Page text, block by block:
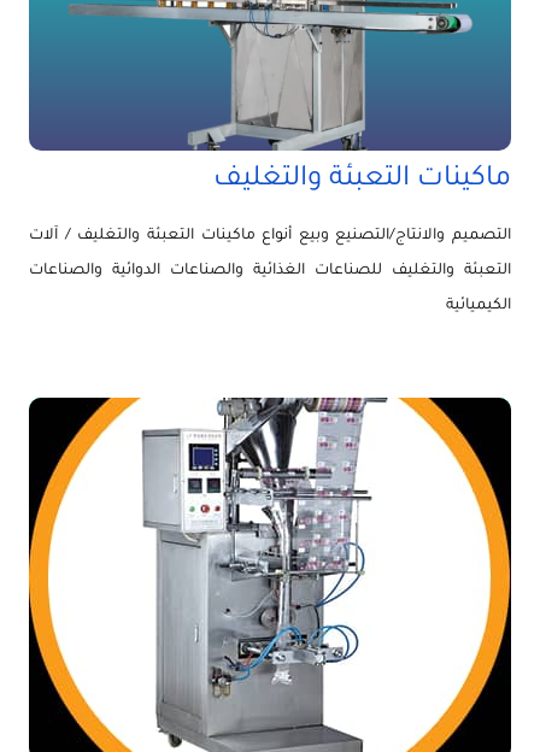
ماكينات التعبئة والتغليف
التصميم والانتاج/التصنيع وبيع أنواع ماكينات التعبئة والتغليف / آلات
التعبئة والتغليف للصناعات الغذائية والصناعات الدوائية والصناعات
الكيميائية